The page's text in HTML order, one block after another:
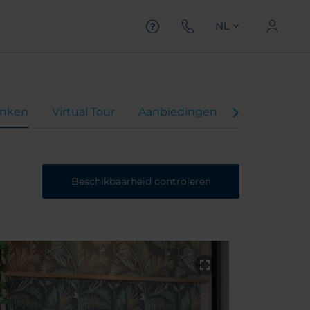
NL
Virtual Tour Aanbiedingen
Beschikbaarheid controleren